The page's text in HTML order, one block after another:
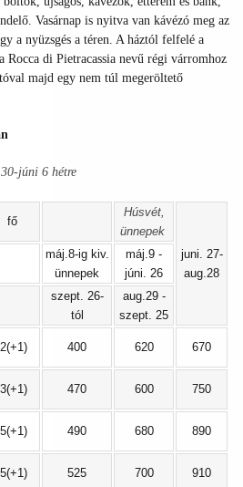
Vasárnap is nyitva van kávézó meg az
a nyüzsgés a téren. A háztól felfelé a
Rocca di Pietracassia nevű régi várromhoz
majd egy nem túl megeröltető
júni 6 hétre
fő
Húsvét,
ünnepek
juni. 27-
aug.28
máj.8-ig kiv.
ünnepek
máj.9 -
júni. 26
szept. 26-
tól
aug.29 -
szept. 25
2(+1) 400 620 670
3(+1) 470 600 750
5(+1) 490 680 890
5(+1) 525 700 910